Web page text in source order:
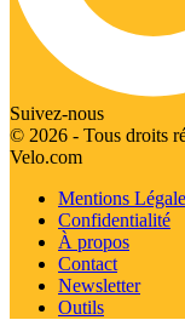
Suivez-nous
© 2026 - Tous droits
Velo.com
Mentions
Confidentialité
À propos
Contact
Newsletter
Outils